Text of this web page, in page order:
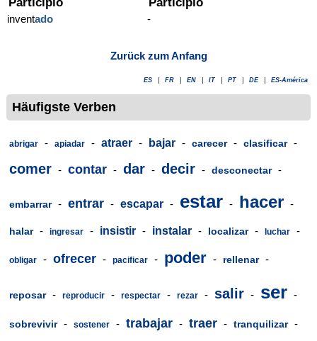
Participio
inventado
Participio
-
Zurück zum Anfang
ES FR EN IT PT DE ES-América
Häufigste Verben
abrigar - apiadar - atraer - bajar - carecer - clasificar -
comer - contar - dar - decir - desconectar -
embarrar - entrar - escapar - estar - hacer -
halar - ingresar - insistir - instalar - localizar - luchar -
obligar - ofrecer - pacificar - poder - rellenar -
reposar - reproducir - respectar - rezar - salir - ser -
sobrevivir - sostener - trabajar - traer - tranquilizar -